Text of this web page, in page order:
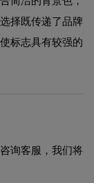
择既传递了品牌
标志具有较强的
询客服，我们将